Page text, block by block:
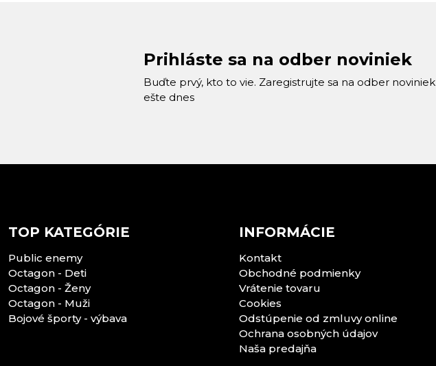
Prihláste sa na odber noviniek
Buďte prvý, kto to vie. Zaregistrujte sa na odber noviniek
ešte dnes
TOP KATEGÓRIE
Public enemy
Octagon - Deti
Octagon - Ženy
Octagon - Muži
Bojové športy - výbava
INFORMÁCIE
Kontakt
Obchodné podmienky
Vrátenie tovaru
Cookies
Odstúpenie od zmluvy online
Ochrana osobných údajov
Naša predajňa